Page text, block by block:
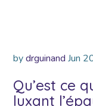
by drguinand Jun
Qu’est ce
luxant